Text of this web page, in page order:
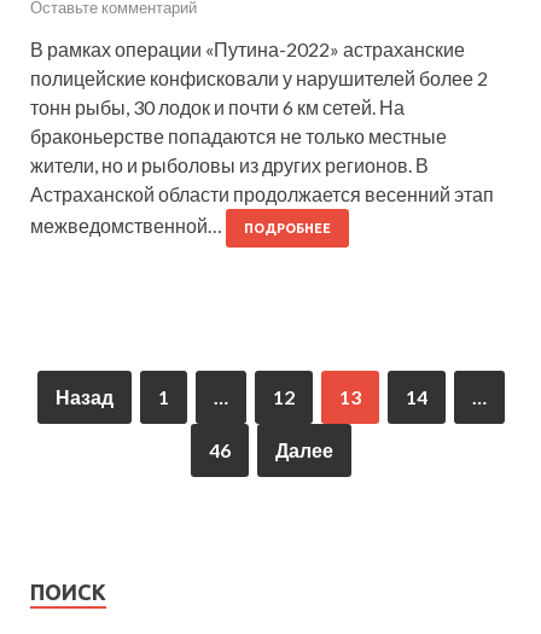
Оставьте комментарий
В рамках операции «Путина-2022» астраханские
полицейские конфисковали у нарушителей более 2
тонн рыбы, 30 лодок и почти 6 км сетей. На
браконьерстве попадаются не только местные
жители, но и рыболовы из других регионов. В
Астраханской области продолжается весенний этап
межведомственной…
ПОДРОБНЕЕ
Назад 1 12 13 14
46 Далее
ПОИСК